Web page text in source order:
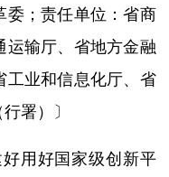
委；责任单位：省商
输厅、省地方金融
工业和信息化厅、省
署）〕
用好国家级创新平